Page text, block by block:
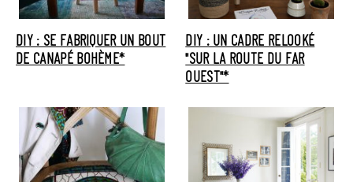
DIY : SE FABRIQUER UN BOUT
DE CANAPÉ BOHÈME*
DIY : UN CADRE RELOOKÉ
"SUR LA ROUTE DU FAR
OUEST"*